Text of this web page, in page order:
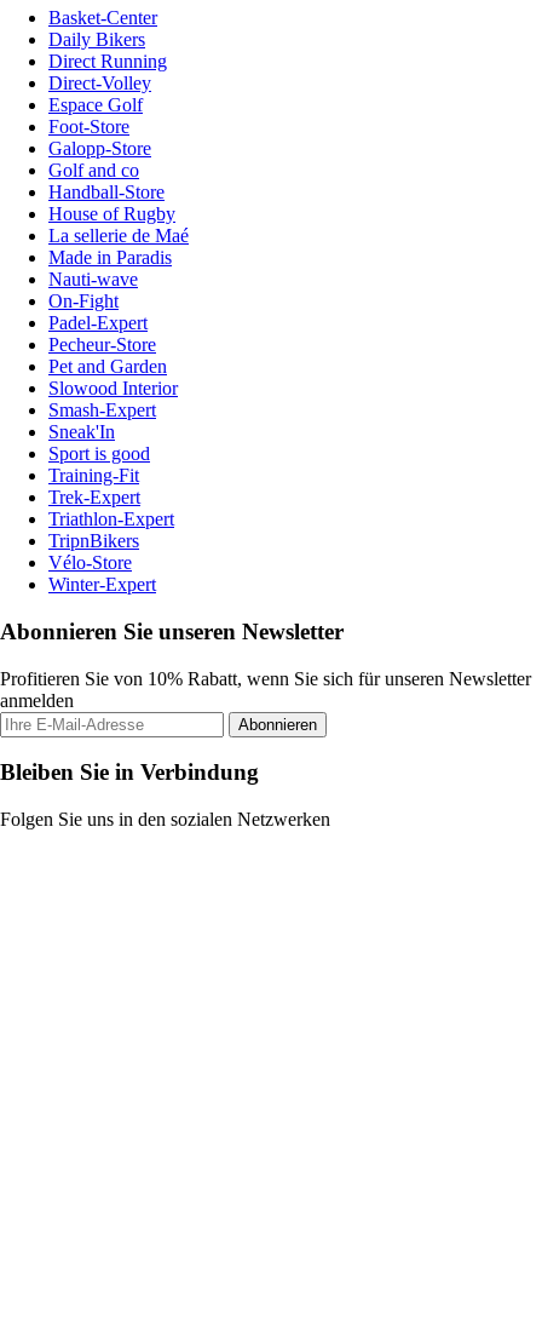
Basket-Center
Daily Bikers
Direct Running
Direct-Volley
Espace Golf
Foot-Store
Galopp-Store
Golf and co
Handball-Store
House of Rugby
La sellerie de Maé
Made in Paradis
Nauti-wave
On-Fight
Padel-Expert
Pecheur-Store
Pet and Garden
Slowood Interior
Smash-Expert
Sneak'In
Sport is good
Training-Fit
Trek-Expert
Triathlon-Expert
TripnBikers
Vélo-Store
Winter-Expert
Abonnieren Sie unseren Newsletter
Profitieren Sie von 10% Rabatt, wenn Sie sich für unseren Newsletter
anmelden
Abonnieren
Bleiben Sie in Verbindung
Folgen Sie uns in den sozialen Netzwerken